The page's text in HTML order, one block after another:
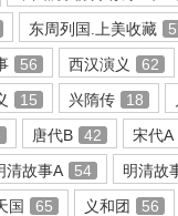
东周列国.上美收藏
56 西汉演义
62
15 兴隋传 18
唐代B 42
宋代A
清故事A 54
明清故
国 65 义和团 56